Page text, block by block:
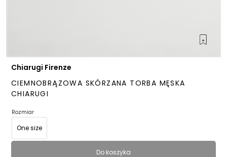
Chiarugi Firenze
CIEMNOBRĄZOWA SKÓRZANA TORBA MĘSKA
CHIARUGI
Rozmiar
One size
Do koszyka